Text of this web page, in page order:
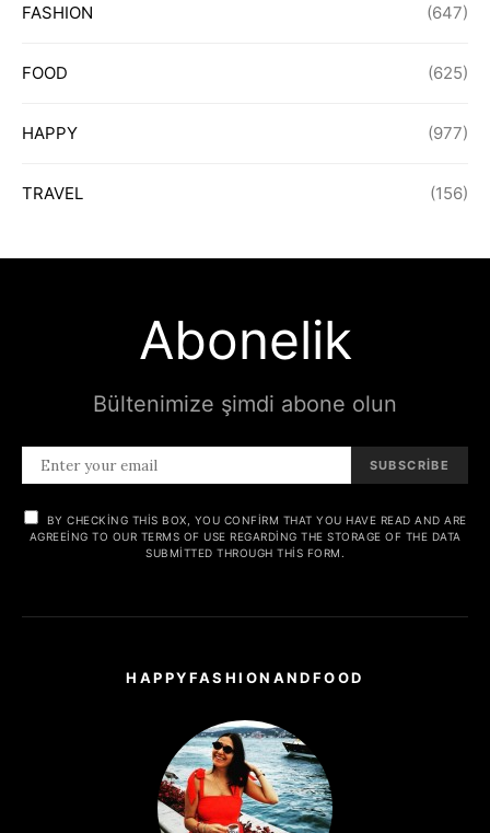
FASHION (647)
FOOD (625)
HAPPY (977)
TRAVEL (156)
Abonelik
Bültenimize şimdi abone olun
SUBSCRIBE
BY CHECKING THIS BOX, YOU CONFIRM THAT YOU HAVE READ AND ARE
AGREEING TO OUR TERMS OF USE REGARDING THE STORAGE OF THE DATA
SUBMITTED THROUGH THIS FORM.
HAPPYFASHIONANDFOOD